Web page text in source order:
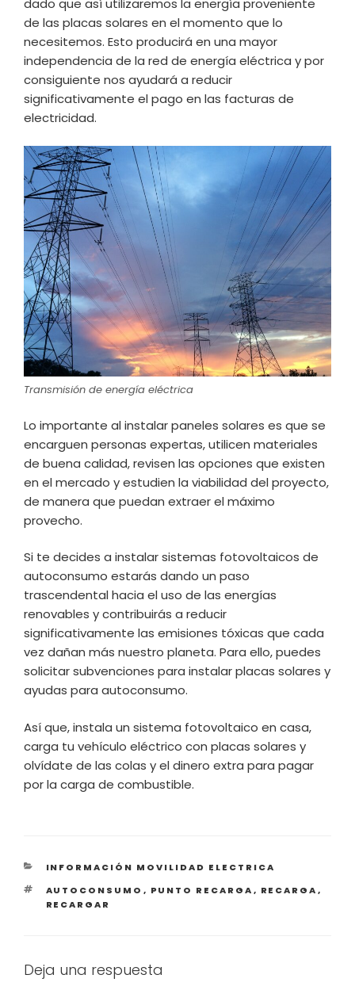
dado que así utilizaremos la energía proveniente
de las placas solares en el momento que lo
necesitemos. Esto producirá en una mayor
independencia de la red de energía eléctrica y por
consiguiente nos ayudará a reducir
significativamente el pago en las facturas de
electricidad.
Transmisión de energía eléctrica
Lo importante al instalar paneles solares es que se
encarguen personas expertas, utilicen materiales
de buena calidad, revisen las opciones que existen
en el mercado y estudien la viabilidad del proyecto,
de manera que puedan extraer el máximo
provecho.
Si te decides a instalar sistemas fotovoltaicos de
autoconsumo estarás dando un paso
trascendental hacia el uso de las energías
renovables y contribuirás a reducir
significativamente las emisiones tóxicas que cada
vez dañan más nuestro planeta. Para ello, puedes
solicitar subvenciones para instalar placas solares y
ayudas para autoconsumo.
Así que, instala un sistema fotovoltaico en casa,
carga tu vehículo eléctrico con placas solares y
olvídate de las colas y el dinero extra para pagar
por la carga de combustible.
CATEGORÍAS
INFORMACIÓN MOVILIDAD ELECTRICA
ETIQUETAS
AUTOCONSUMO , PUNTO RECARGA, RECARGA,
RECARGAR
Deja una respuesta